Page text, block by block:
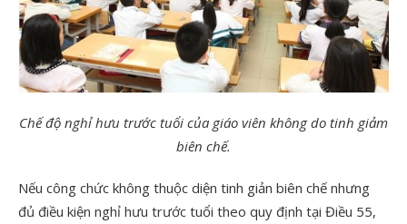
Chế độ nghỉ hưu trước tuổi của giáo viên không do tinh giảm
biên chế.
Nếu công chức không thuộc diện tinh giản biên chế nhưng
đủ điều kiện nghỉ hưu trước tuổi theo quy định tại Điều 55,